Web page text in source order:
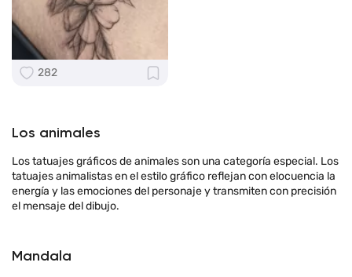
282
Los animales
Los tatuajes gráficos de animales son una categoría especial. Los
tatuajes animalistas en el estilo gráfico reflejan con elocuencia la
energía y las emociones del personaje y transmiten con precisión
el mensaje del dibujo.
Mandala